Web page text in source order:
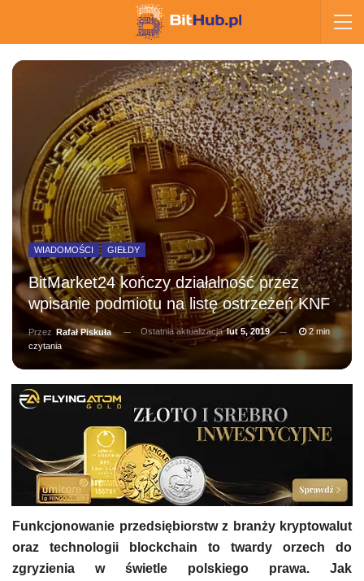
WIADOMOŚCI GIEŁDY
BitMarket24 kończy działalność przez
wpisanie podmiotu na listę ostrzeżeń KNF
Przez Rafał Piskuła Ostatnia aktualizacjalut 5, 2019
2 min
czytania
Funkcjonowanie przedsiębiorstw z branży kryptowalut
oraz technologii blockchain to twardy orzech do
zgryzienia w świetle polskiego prawa. Jak